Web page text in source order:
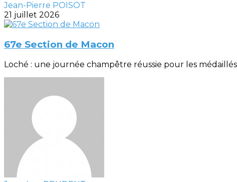
Jean-Pierre POISOT
21 juillet 2026
67e Section de Macon
Loché : une journée champêtre réussie pour les médaillés